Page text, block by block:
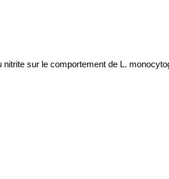
sur le comportement de L.